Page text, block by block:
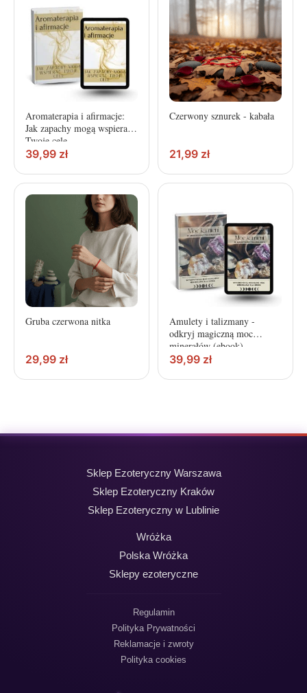
Aromaterapia i afirmacje:
Jak zapachy mogą wspierać
Twoje cele
39,99 zł
Czerwony sznurek - kabała
21,99 zł
Gruba czerwona nitka
29,99 zł
Amulety i talizmany -
odkryj magiczną moc
minerałów (ebook)
39,99 zł
Sklep Ezoteryczny Warszawa
Sklep Ezoteryczny Kraków
Sklep Ezoteryczny w Lublinie
Wróżka
Polska Wróżka
Sklepy ezoteryczne
Regulamin
Polityka Prywatności
Reklamacje i zwroty
Polityka cookies